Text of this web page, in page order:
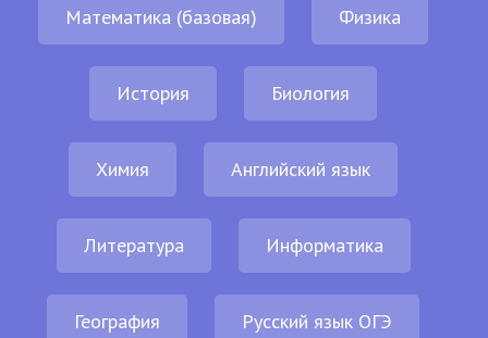
Математика (базовая) Физика
История Биология
Химия Английский язык
Литература Информатика
География Русский язык ОГЭ